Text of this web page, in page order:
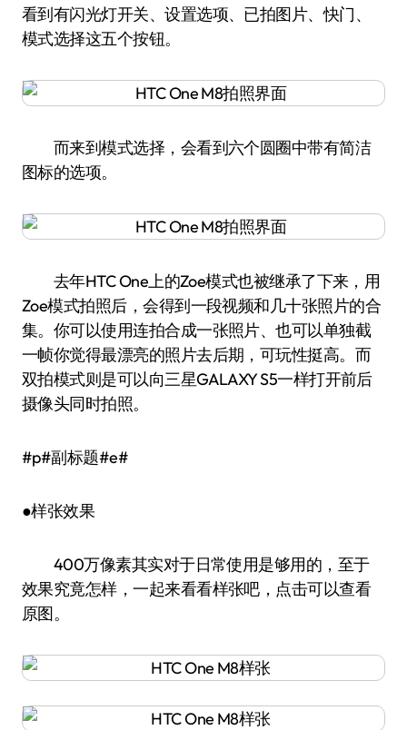
看到有闪光灯开关、设置选项、已拍图片、快门、
模式选择这五个按钮。
而来到模式选择，会看到六个圆圈中带有简洁
图标的选项。
去年HTC One上的Zoe模式也被继承了下来，用
Zoe模式拍照后，会得到一段视频和几十张照片的合
集。你可以使用连拍合成一张照片、也可以单独截
一帧你觉得最漂亮的照片去后期，可玩性挺高。而
双拍模式则是可以向三星GALAXY S5一样打开前后
摄像头同时拍照。
#p#副标题#e#
●样张效果
400万像素其实对于日常使用是够用的，至于
效果究竟怎样，一起来看看样张吧，点击可以查看
原图。